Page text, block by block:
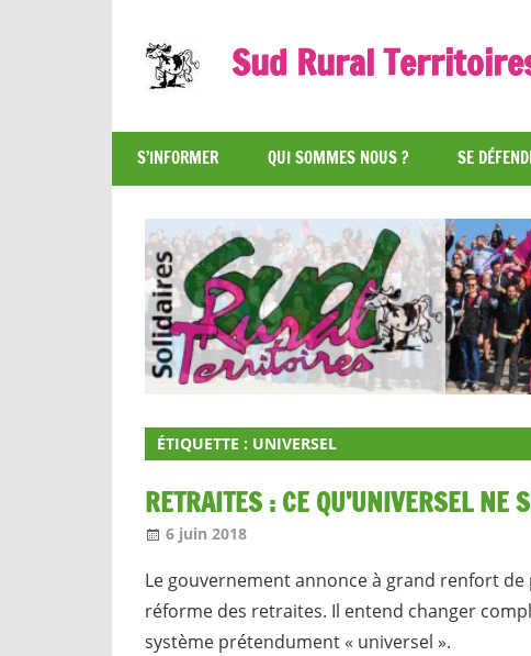
content
Sud Rural
syndicat
qui
rue
et
qui
râle
S’INFORMER QUI SOMMES NOUS ? SE
ÉTIQUETTE : UNIVERSEL
RETRAITES : CE QU’UNIVERSEL NE
6 juin 2018
Le gouvernement annonce à grand renfort
réforme des retraites. Il entend changer
système prétendument « universel ».